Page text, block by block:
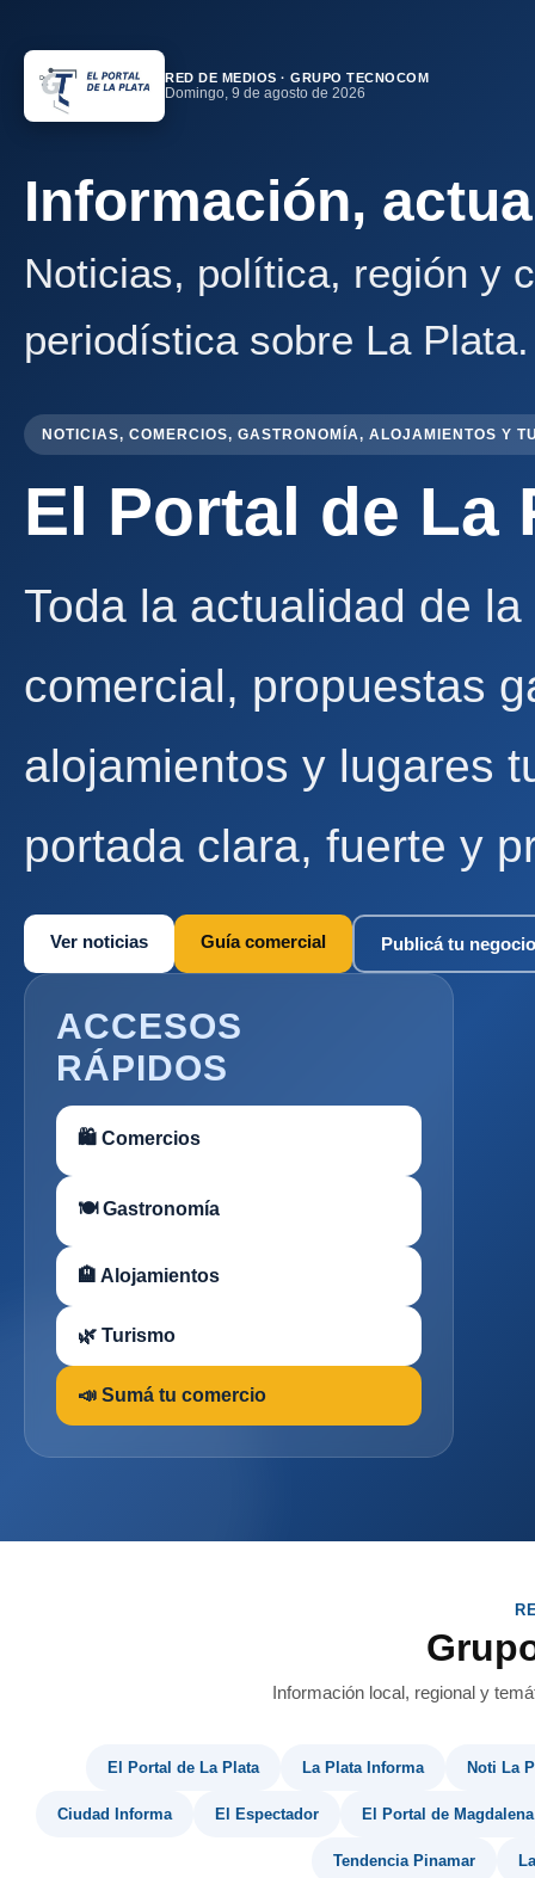
RED DE MEDIOS · GRUPO TECNOCOM
Domingo, 9 de agosto de 2026
Información,
Noticias, política, región y
periodística sobre La Plata.
NOTICIAS, COMERCIOS, GASTRONOMÍA, ALOJAMIENTOS Y
El Portal de La
Toda la actualidad de
comercial, propuestas
alojamientos y lugares
portada clara, fuerte y
Ver noticias Guía comercial Publicá tu negocio
ACCESOS
RÁPIDOS
🛍 Comercios
🍽 Gastronomía
🏨 Alojamientos
🌿 Turismo
📣 Sumá tu comercio
Información local, regional y
El Portal de La Plata La Plata Informa Noti La
Ciudad Informa El Espectador El Portal de Magdalena
Tendencia Pinamar